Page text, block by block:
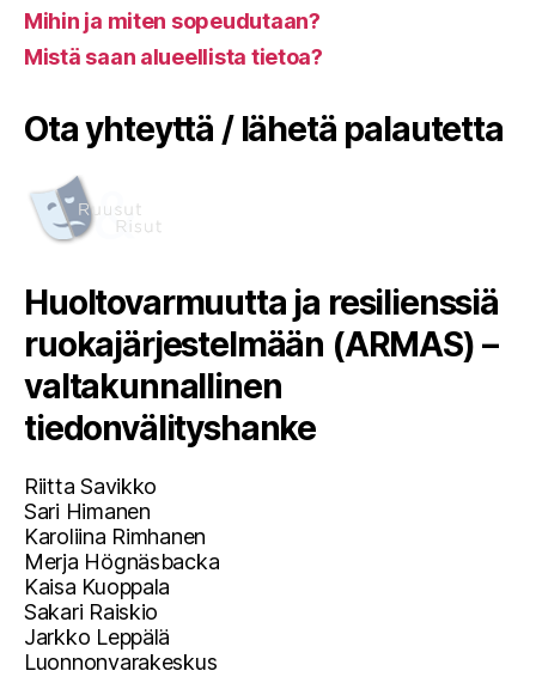
Mihin ja miten sopeudutaan?
Mistä saan alueellista tietoa?
Ota yhteyttä / lähetä palautetta
Huoltovarmuutta ja resilienssiä
ruokajärjestelmään (ARMAS) –
valtakunnallinen
tiedonvälityshanke
Riitta Savikko
Sari Himanen
Karoliina Rimhanen
Merja Högnäsbacka
Kaisa Kuoppala
Sakari Raiskio
Jarkko Leppälä
Luonnonvarakeskus